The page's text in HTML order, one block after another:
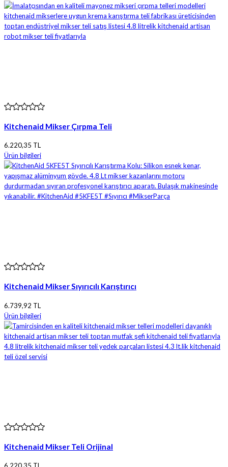
Kitchenaid Mikser Çırpma Teli
6.220,35 TL
Ürün bilgileri
Kitchenaid Mikser Sıyırıcılı Karıştırıcı
6.739,92 TL
Ürün bilgileri
Kitchenaid Mikser Teli Orijinal